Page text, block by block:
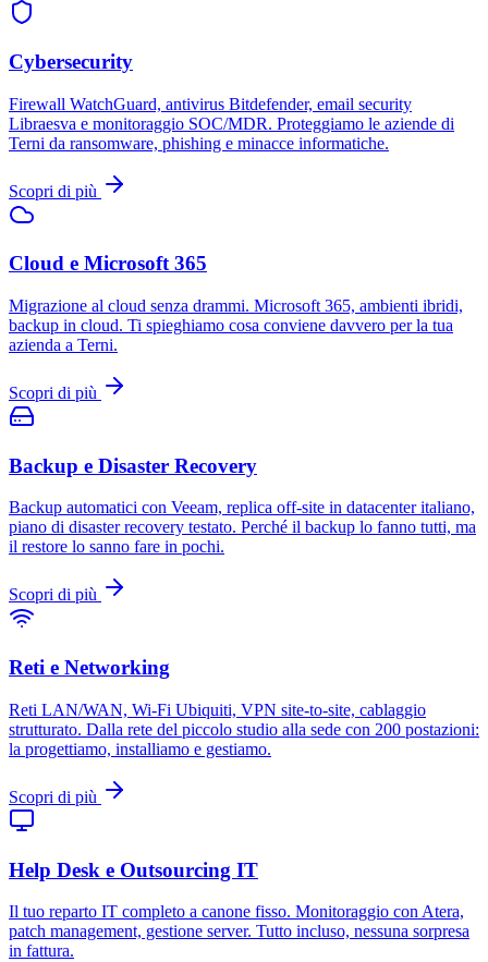
Cybersecurity
Firewall WatchGuard, antivirus Bitdefender, email security
Libraesva e monitoraggio SOC/MDR. Proteggiamo le aziende di
Terni da ransomware, phishing e minacce informatiche.
Scopri di più
Cloud e Microsoft 365
Migrazione al cloud senza drammi. Microsoft 365, ambienti ibridi,
backup in cloud. Ti spieghiamo cosa conviene davvero per la tua
azienda a Terni.
Scopri di più
Backup e Disaster Recovery
Backup automatici con Veeam, replica off-site in datacenter italiano,
piano di disaster recovery testato. Perché il backup lo fanno tutti, ma
il restore lo sanno fare in pochi.
Scopri di più
Reti e Networking
Reti LAN/WAN, Wi-Fi Ubiquiti, VPN site-to-site, cablaggio
strutturato. Dalla rete del piccolo studio alla sede con 200 postazioni:
la progettiamo, installiamo e gestiamo.
Scopri di più
Help Desk e Outsourcing IT
Il tuo reparto IT completo a canone fisso. Monitoraggio con Atera,
patch management, gestione server. Tutto incluso, nessuna sorpresa
in fattura.